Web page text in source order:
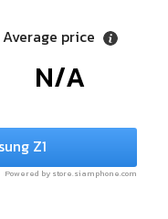
Average price
N/A
Z1
Powered by store.siamphone.com